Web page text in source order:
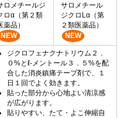
ロメチールジ
ロα（第２類
薬品）
NEW
サロメチール
ジクロLα（第
２類医薬品）
NEW
ジクロフェナクナトリウム２．
０%とℓ-メントール３．５%を配
合した消炎鎮痛テープ剤で、１
日１回でよく効きます。
貼った部分から心地よい清涼感
が広がります。
貼りやすい、たて・よこ伸縮自